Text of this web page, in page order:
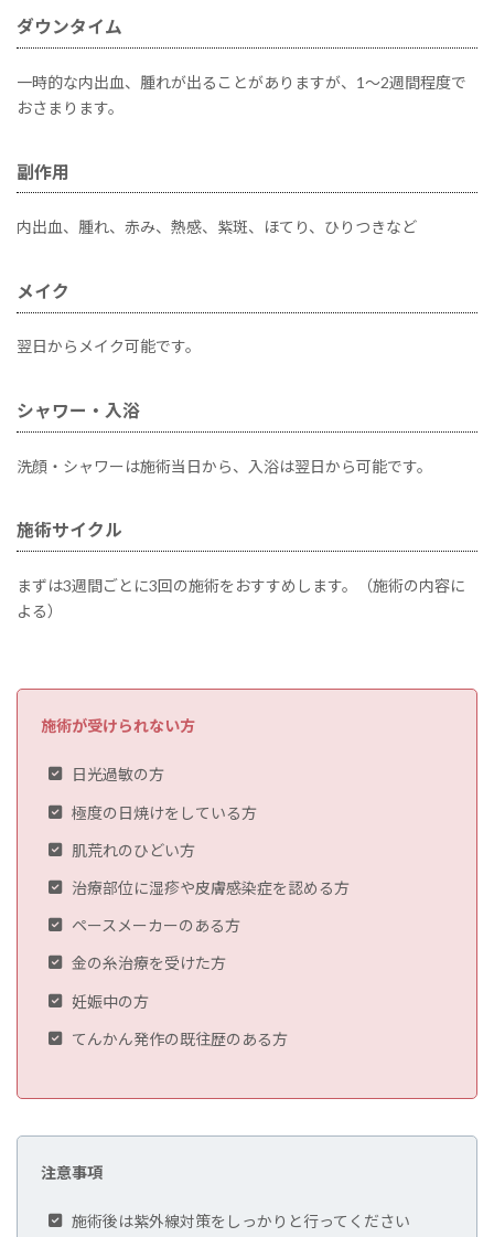
ダウンタイム
一時的な内出血、腫れが出ることがありますが、1～2週間程度で
おさまります。
副作用
内出血、腫れ、赤み、熱感、紫斑、ほてり、ひりつきなど
メイク
翌日からメイク可能です。
シャワー・入浴
洗顔・シャワーは施術当日から、入浴は翌日から可能です。
施術サイクル
まずは3週間ごとに3回の施術をおすすめします。（施術の内容に
よる）
施術が受けられない方
日光過敏の方
極度の日焼けをしている方
肌荒れのひどい方
治療部位に湿疹や皮膚感染症を認める方
ペースメーカーのある方
金の糸治療を受けた方
妊娠中の方
てんかん発作の既往歴のある方
注意事項
施術後は紫外線対策をしっかりと行ってください